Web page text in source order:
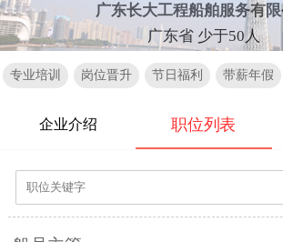
广东长大工程船舶服务有限
广东省 少于50人
专业培训 岗位晋升 节日福利 带薪年假
企业介绍 职位列表